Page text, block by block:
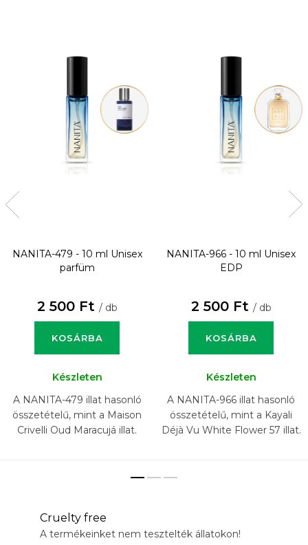
NANITA-479 - 10 ml Unisex
parfüm
2 500 Ft / db
KOSÁRBA
Készleten
A NANITA-479 illat hasonló
összetételű, mint a Maison
Crivelli Oud Maracujá illat.
NANITA-966 - 10 ml Unisex
EDP
2 500 Ft / db
KOSÁRBA
Készleten
A NANITA-966 illat hasonló
összetételű, mint a Kayali
Déjà Vu White Flower 57 illat.
Cruelty free
A termékeinket nem tesztelték állatokon!